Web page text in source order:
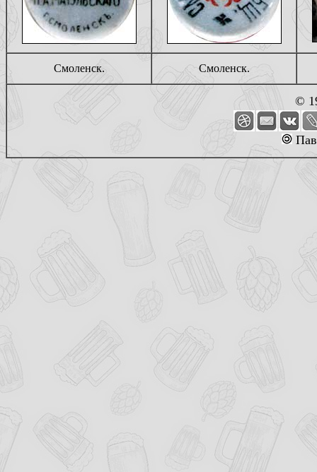
Смоленск. Смоленск.
©